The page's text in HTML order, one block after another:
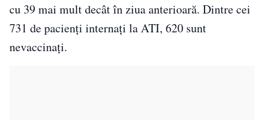
cu 39 mai mult decât în ziua anterioară. Dintre cei
731 de pacienți internați la ATI, 620 sunt
nevaccinați.